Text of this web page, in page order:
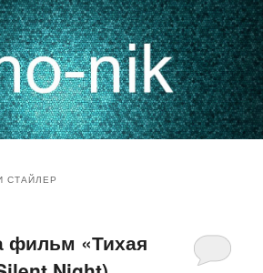
СТАЙЛЕР
фильм «Тихая